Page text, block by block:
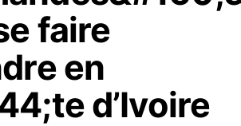
faire
en
d’Ivoire